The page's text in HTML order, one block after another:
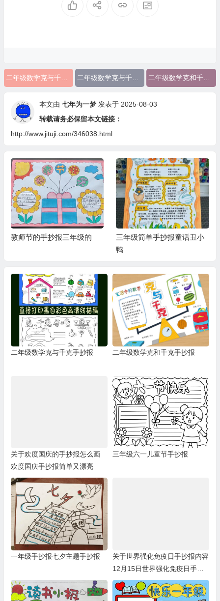
二年级数学克与千克手抄报简单 二年级数学克与千克手抄报 二年级数学克和千克手抄报简单
本文由 七年为一梦发表于 2025-08-03
转载请务必保留本文链接：
http://www.jituji.com/346038.html
教师节的手抄报三年级的
三年级简单手抄报童话丑小
鸭
二年级数学克与千克手抄报 二年级数学克和千克手抄报
关于欢度国庆的手抄报怎么画
欢度国庆手抄报简单又漂亮
三年级六一儿童节手抄报
一年级手抄报七夕主题手抄报
关于世界强化免疫日手抄报内容
12月15日世界强化免疫日手抄
报